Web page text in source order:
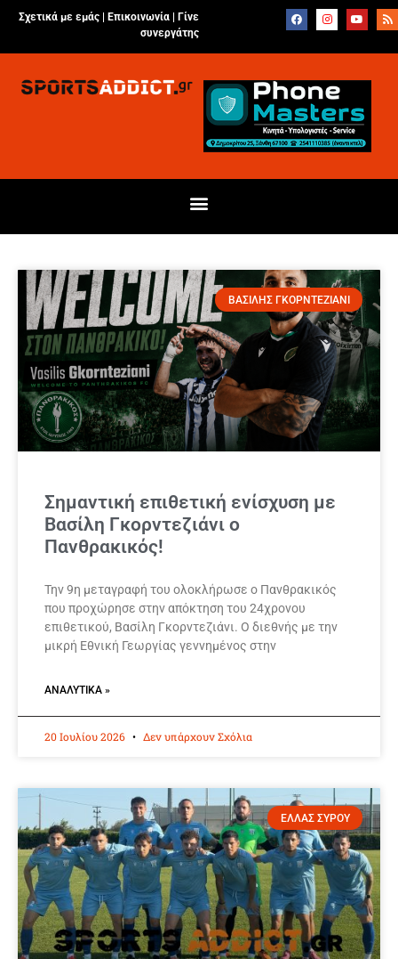
Σχετικά με εμάς | Επικοινωνία
Γίνε
συνεργάτης
ΒΑΣΙΛΗΣ ΓΚΟΡΝΤΕΖΙΑΝΙ
Σημαντική επιθετική ενίσχυση με
Βασίλη Γκορντεζιάνι ο
Πανθρακικός!
Την 9η μεταγραφή του ολοκλήρωσε ο Πανθρακικός
που προχώρησε στην απόκτηση του 24χρονου
επιθετικού, Βασίλη Γκορντεζιάνι. Ο διεθνής με την
μικρή Εθνική Γεωργίας γεννημένος στην
ΑΝΑΛΥΤΙΚΆ »
20 Ιουλίου 2026 Δεν υπάρχουν Σχόλια
ΕΛΛΑΣ ΣΥΡΟΥ